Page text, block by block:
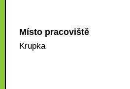
Místo pracoviště
Krupka